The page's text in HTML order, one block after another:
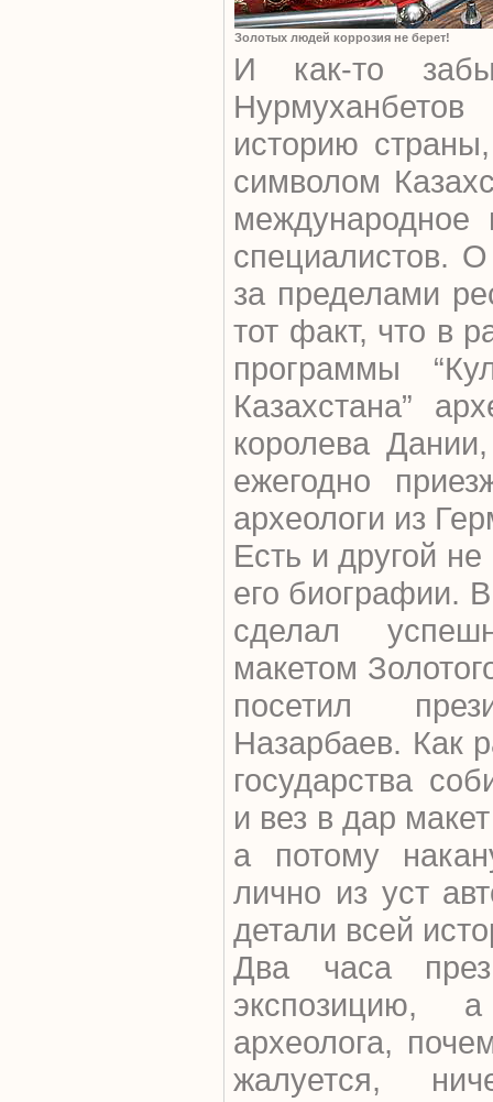
Золотых людей коррозия не берет!
И как-то
историю
символом
международное
специалистов.
за пределами
тот факт, что в
программы
Казахстана”
королева
ежегодно
археологи из
Есть и другой
его биографии.
сделал
макетом
посетил
Назарбаев. Как
государства
и вез в дар
а потому
лично из уст
детали всей
Два часа
экспозицию,
археолога,
жалуется,